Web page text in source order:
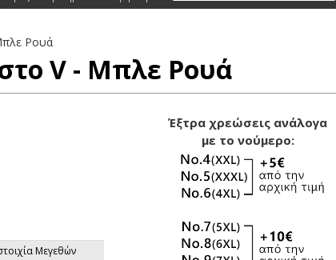
Ρουά
V - Μπλε Ρουά
Μεγεθών
Έξτρα χρεώσεις ανάλογα
με το νούμερο: